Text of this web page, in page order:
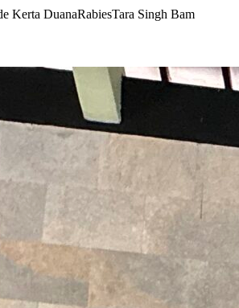
Kerta DuanaRabiesTara Singh Bam